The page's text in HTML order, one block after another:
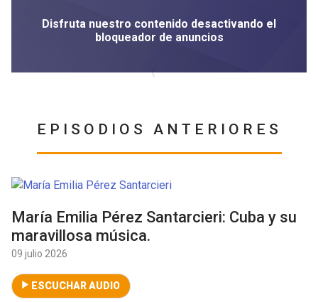
EPISODIOS ANTERIORES
María Emilia Pérez Santarcieri: Cuba y su
maravillosa música.
09 julio 2026
ESCUCHAR AUDIO